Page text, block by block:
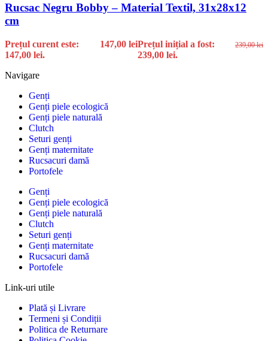
Rucsac Negru Bobby – Material Textil, 31x28x12
cm
239,00lei
Prețul inițial a fost:
239,00 lei.
147,00 lei
Prețul curent este:
147,00 lei.
Navigare
Genți
Genți piele ecologică
Genți piele naturală
Clutch
Seturi genți
Genți maternitate
Rucsacuri damă
Portofele
Genți
Genți piele ecologică
Genți piele naturală
Clutch
Seturi genți
Genți maternitate
Rucsacuri damă
Portofele
Link-uri utile
Plată și Livrare
Termeni și Condiții
Politica de Returnare